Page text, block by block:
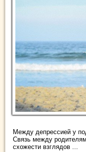
Между депрессией у
Связь между
схожести взглядов ...